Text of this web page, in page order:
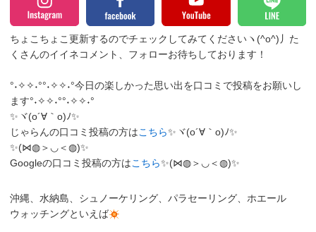
ちょこちょこ更新するのでチェックしてみてくださいヽ(^o^)丿 た
くさんのイイネコメント、フォローお待ちしております！
°˖✧✧˖°°˖✧✧˖°今日の楽しかった思い出を口コミで投稿をお願いし
ます°˖✧✧˖°°˖✧✧˖°
✨ヾ(o´∀｀o)ﾉ✨
じゃらんの口コミ投稿の方はこちら✨ヾ(o´∀｀o)ﾉ✨
✨(⋈◍＞◡＜◍)✨
Googleの口コミ投稿の方はこちら✨(⋈◍＞◡＜◍)✨
沖縄、水納島、シュノーケリング、パラセーリング、ホエール
ウォッチングといえば